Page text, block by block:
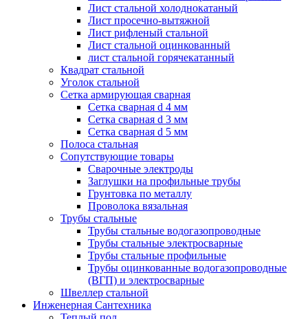
Лист стальной холоднокатаный
Лист просечно-вытяжной
Лист рифленый стальной
Лист стальной оцинкованный
лист стальной горячекатанный
Квадрат стальной
Уголок стальной
Сетка армирующая сварная
Сетка сварная d 4 мм
Сетка сварная d 3 мм
Сетка сварная d 5 мм
Полоса стальная
Сопутствующие товары
Сварочные электроды
Заглушки на профильные трубы
Грунтовка по металлу
Проволока вязальная
Трубы стальные
Трубы стальные водогазопроводные
Трубы стальные электросварные
Трубы стальные профильные
Трубы оцинкованные водогазопроводные
(ВГП) и электросварные
Швеллер стальной
Инженерная Сантехника